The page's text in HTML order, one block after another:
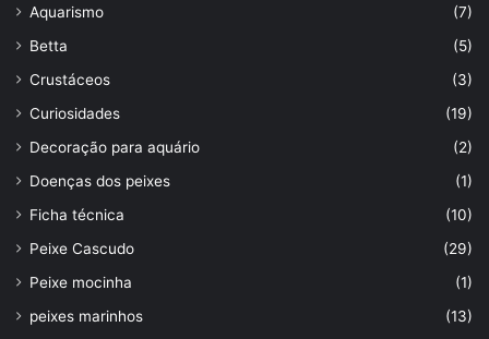
Aquarismo
(7)
Betta
(5)
Crustáceos
(3)
Curiosidades
(19)
Decoração para aquário
(2)
Doenças dos peixes
(1)
Ficha técnica
(10)
Peixe Cascudo
(29)
Peixe mocinha
(1)
peixes marinhos
(13)